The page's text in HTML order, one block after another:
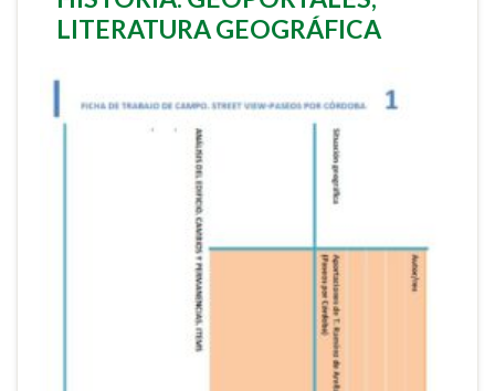
LITERATURA GEOGRÁFICA